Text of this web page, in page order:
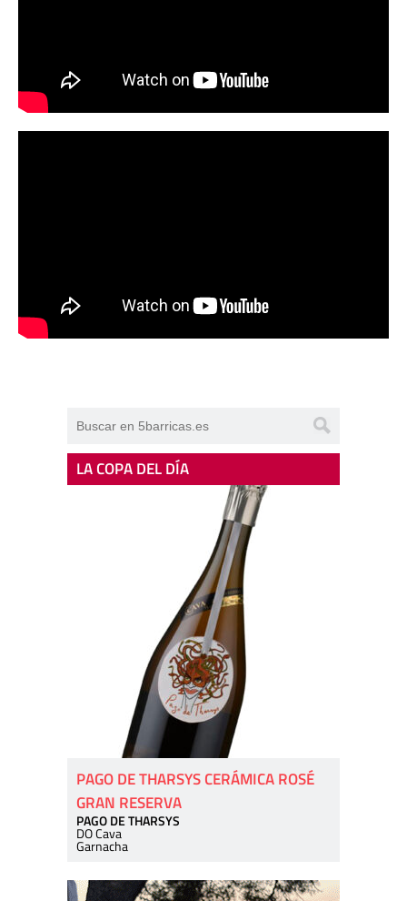
LA COPA DEL DÍA
PAGO DE THARSYS CERÁMICA ROSÉ
GRAN RESERVA
PAGO DE THARSYS
DO Cava
Garnacha